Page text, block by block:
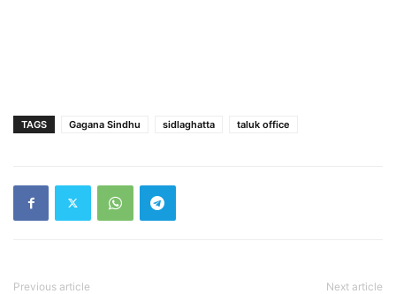
TAGS Gagana Sindhu sidlaghatta taluk office
Previous article Next article